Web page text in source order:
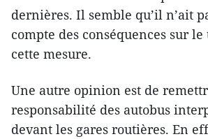
dernières. Il semble qu’il n’ait
compte des conséquences sur
cette mesure.
Une autre opinion est de
responsabilité des autobus
devant les gares routières. En